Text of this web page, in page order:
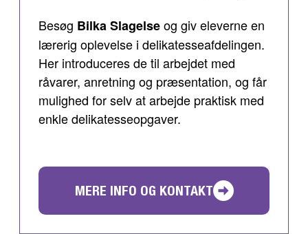
Besøg Bilka Slagelseog giv eleverne en
lærerig oplevelse i delikatesseafdelingen.
Her introduceres de til arbejdet med
råvarer, anretning og præsentation, og får
mulighed for selv at arbejde praktisk med
enkle delikatesseopgaver.
MERE INFO OG KONTAKT